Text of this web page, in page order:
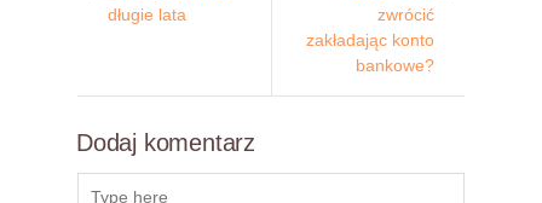
długie lata
zwrócić
zakładając konto
bankowe?
Dodaj komentarz